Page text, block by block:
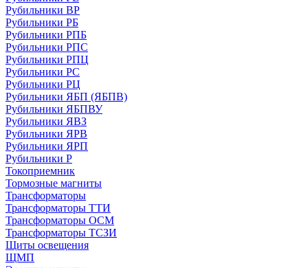
Рубильники ВР
Рубильники РБ
Рубильники РПБ
Рубильники РПС
Рубильники РПЦ
Рубильники РС
Рубильники РЦ
Рубильники ЯБП (ЯБПВ)
Рубильники ЯБПВУ
Рубильники ЯВЗ
Рубильники ЯРВ
Рубильники ЯРП
Рубильники Р
Токоприемник
Тормозные магниты
Трансформаторы
Трансформаторы ТТИ
Трансформаторы ОСМ
Трансформаторы ТСЗИ
Щиты освещения
ЩМП